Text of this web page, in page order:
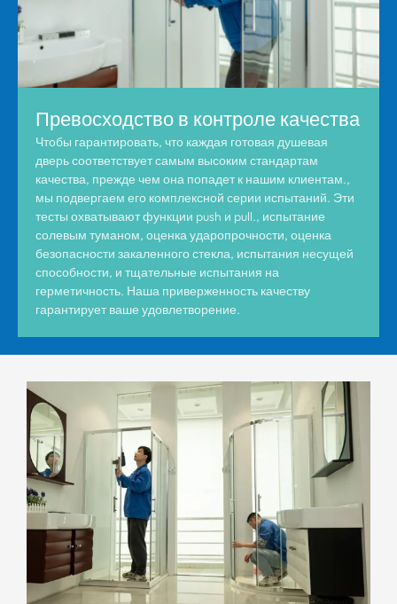
Превосходство в контроле качества
Чтобы гарантировать, что каждая готовая душевая
дверь соответствует самым высоким стандартам
качества, прежде чем она попадет к нашим клиентам.,
мы подвергаем его комплексной серии испытаний. Эти
тесты охватывают функции push и pull., испытание
солевым туманом, оценка ударопрочности, оценка
безопасности закаленного стекла, испытания несущей
способности, и тщательные испытания на
герметичность. Наша приверженность качеству
гарантирует ваше удовлетворение.